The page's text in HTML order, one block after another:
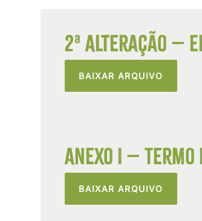
2ª Alteração –
BAIXAR ARQUIVO
Anexo I – Termo
BAIXAR ARQUIVO